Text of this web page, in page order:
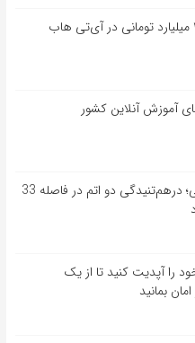
آموزش آنلاین کشور
در مسیر اینترنت کوانتومی؛ درهم‌تنیدگی دو اتم در فاصله 33
را آپدیت کنید تا از یک
بمانید